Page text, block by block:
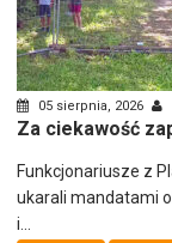
05 sierpnia, 2026
Za ciekawość
Funkcjonariusze z
ukarali mandatami
i...